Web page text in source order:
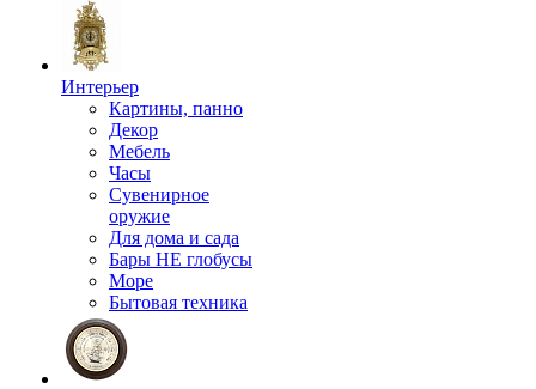
Интерьер
Картины, панно
Декор
Мебель
Часы
Сувенирное
оружие
Для дома и сада
Бары НЕ глобусы
Море
Бытовая техника